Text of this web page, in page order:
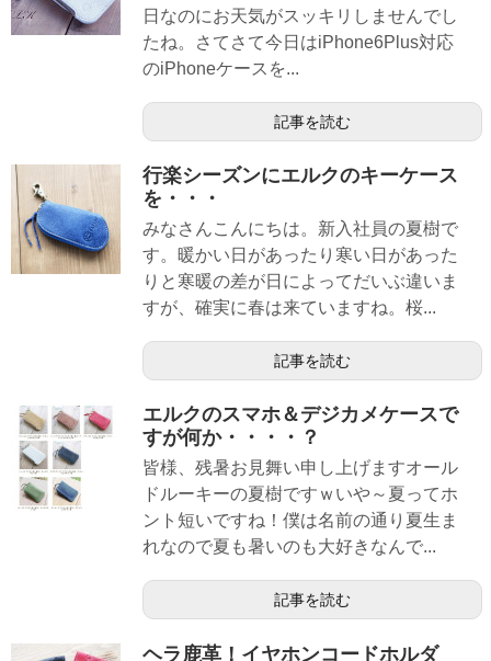
日なのにお天気がスッキリしませんでし
たね。さてさて今日はiPhone6Plus対応
のiPhoneケースを...
記事を読む
行楽シーズンにエルクのキーケース
を・・・
みなさんこんにちは。新入社員の夏樹で
す。暖かい日があったり寒い日があった
りと寒暖の差が日によってだいぶ違いま
すが、確実に春は来ていますね。桜...
記事を読む
エルクのスマホ＆デジカメケースで
すが何か・・・・？
皆様、残暑お見舞い申し上げますオール
ドルーキーの夏樹ですｗいや～夏ってホ
ント短いですね！僕は名前の通り夏生ま
れなので夏も暑いのも大好きなんで...
記事を読む
ヘラ鹿革！イヤホンコードホルダ